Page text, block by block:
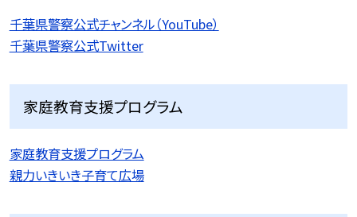
千葉県警察公式チャンネル（YouTube）
千葉県警察公式Twitter
家庭教育支援プログラム
家庭教育支援プログラム
親力いきいき子育て広場